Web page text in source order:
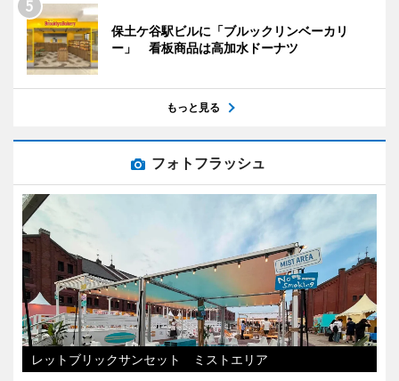
保土ケ谷駅ビルに「ブルックリンベーカリ
ー」 看板商品は高加水ドーナツ
もっと見る
フォトフラッシュ
レットブリックサンセット ミストエリア